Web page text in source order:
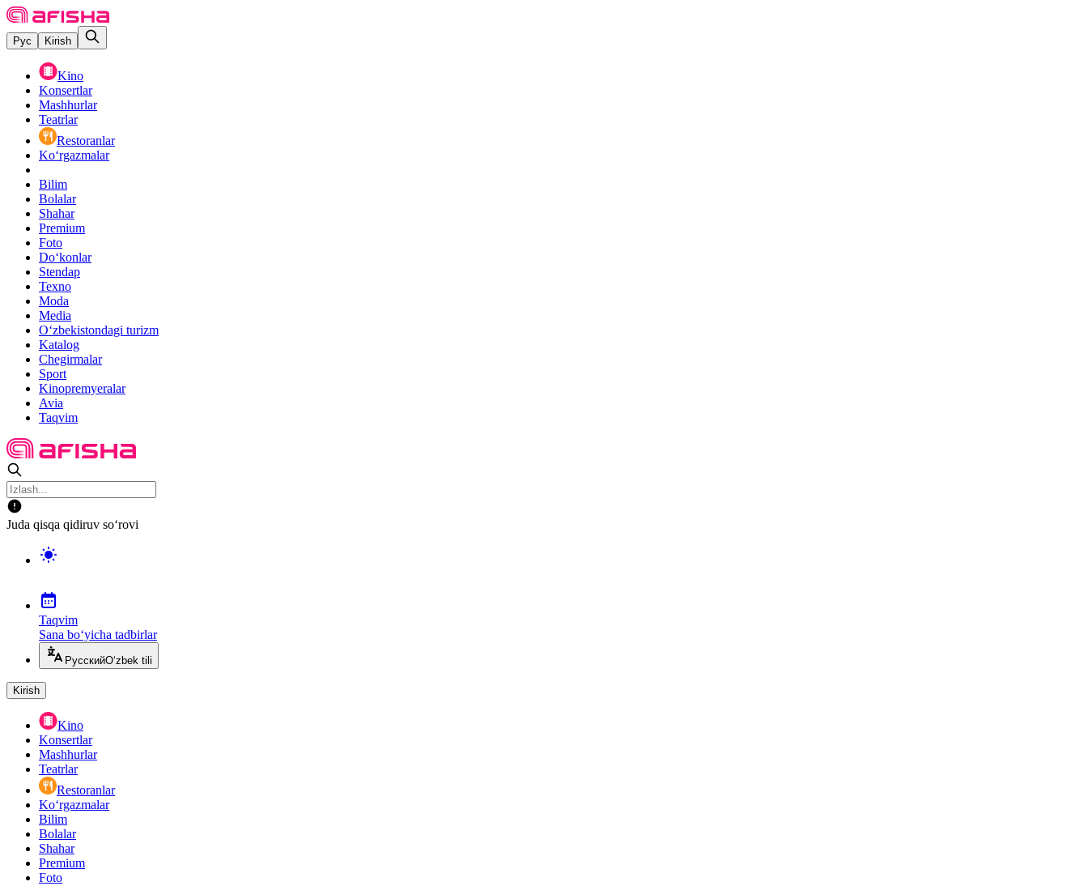
Рус Kirish
Kino
Konsertlar
Mashhurlar
Teatrlar
Restoranlar
Ko‘rgazmalar
Bilim
Bolalar
Shahar
Premium
Foto
Do‘konlar
Stendap
Texno
Moda
Media
O‘zbekistondagi turizm
Katalog
Chegirmalar
Sport
Kinopremyeralar
Avia
Taqvim
Juda qisqa qidiruv so‘rovi
Taqvim
Sana bo‘yicha tadbirlar
РусскийO‘zbek tili
Kirish
Kino
Konsertlar
Mashhurlar
Teatrlar
Restoranlar
Ko‘rgazmalar
Bilim
Bolalar
Shahar
Premium
Foto